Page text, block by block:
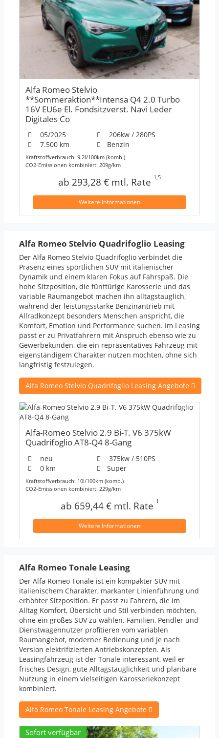
Alfa Romeo Stelvio
**Sommeraktion**Intensa Q4 2.0 Turbo
16V EU6e El. Fondsitzverst. Navi Leder
Digitales Co
05/2025
206kw / 280PS
7.500 km
Benzin
Kraftstoffverbrauch: 9.2l/100km (komb.)
CO2-Emissionen kombiniert: 209g/km
ab 293,28 € mtl. Rate 1,5
Weitere Informationen
Alfa Romeo Stelvio Quadrifoglio Leasing
Der Alfa Romeo Stelvio Quadrifoglio verbindet die
Präsenz eines sportlichen SUVmit italienischer
Dynamik und einem klaren Fokus auf Fahrspaß. Die
hohe Sitzposition, die fünftürige Karosserie und das
variable Raumangebot machen ihn alltagstauglich,
während der leistungsstarke Benzinantrieb mit
Allradkonzept besonders Menschen anspricht, die
Komfort, Emotion und Performance suchen. Im Leasing
passt er zu Privatfahrern mit Anspruch ebenso wie zu
Gewerbekunden, die ein repräsentatives Fahrzeug mit
eigenständigem Charakter nutzen möchten, ohne sich
langfristig festzulegen.
Alfa Romeo Stelvio Quadrifoglio Leasing Angebote
Alfa-Romeo Stelvio 2.9 Bi-T. V6 375kW
Quadrifoglio AT8-Q4 8-Gang
neu
375kw / 510PS
0 km
Super
Kraftstoffverbrauch: 10l/100km (komb.)
CO2-Emissionen kombiniert: 229g/km
ab 659,44 € mtl. Rate 1
Weitere Informationen
Alfa Romeo Tonale Leasing
Der Alfa Romeo Tonale ist ein kompakter SUVmit
italienischem Charakter, markanter Linienführung und
erhöhter Sitzposition. Er passt zu Fahrern, die im
Alltag Komfort, Übersicht und Stil verbinden möchten,
ohne ein großes SUVzu wählen. Familien, Pendler und
Dienstwagennutzer profitieren vom variablen
Raumangebot, moderner Bedienung und je nach
Version elektrifizierten Antriebskonzepten. Als
Leasingfahrzeug ist der Tonale interessant, weil er
frisches Design, gute Alltagstauglichkeit und planbare
Nutzung in einem vielseitigen Karosseriekonzept
kombiniert.
Alfa Romeo Tonale Leasing Angebote
Sofort verfügbar